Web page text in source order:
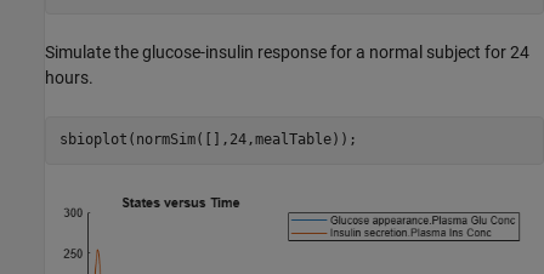
Simulate the glucose-insulin response for a normal subject for 24
hours.
sbioplot(normSim([],24,mealTable));